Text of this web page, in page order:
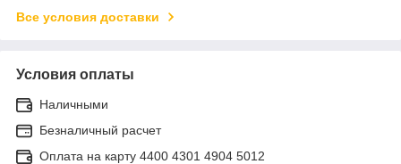
Все условия доставки
Условия оплаты
Наличными
Безналичный расчет
Оплата на карту 4400 4301 4904 5012